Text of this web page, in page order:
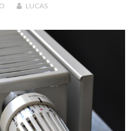
LUCAS